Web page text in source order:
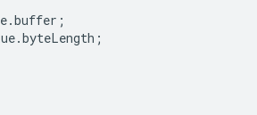
.buffer ;
.byteLength ;